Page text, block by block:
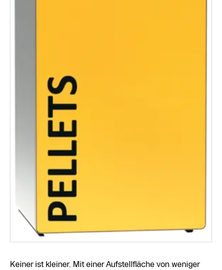
Keiner ist kleiner. Mit einer Aufstellfläche von weniger